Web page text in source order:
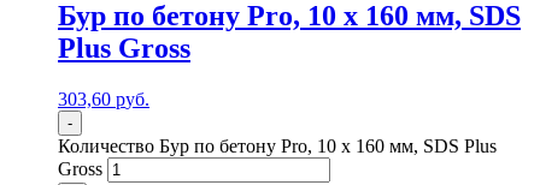
Бур по бетону Pro, 10 x 160 мм, SDS
Plus Gross
303,60 руб.
-
Количество Бур по бетону Pro, 10 x 160 мм, SDS Plus
Gross